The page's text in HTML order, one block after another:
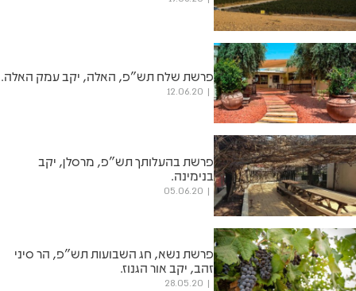
פרשת שלח תש"פ, האלה, יקב עמק האלה.
12.06.20
פרשת בהעלותך תש"פ, מרסלן, יקב
בנימינה.
05.06.20
פרשת נשא, חג השבועות תש"פ, הר סיני
זהב, יקב אור הגנוז.
28.05.20